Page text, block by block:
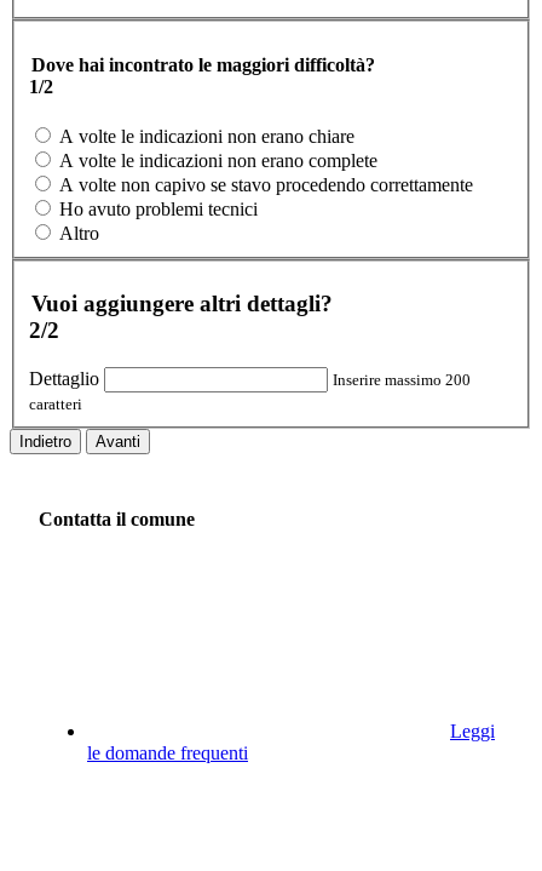
Dove hai incontrato le maggiori difficoltà?
1/2
A volte le indicazioni non erano chiare
A volte le indicazioni non erano complete
A volte non capivo se stavo procedendo correttamente
Ho avuto problemi tecnici
Altro
Vuoi aggiungere altri dettagli?
2/2
Dettaglio
Inserire massimo 200
caratteri
Indietro Avanti
Contatta il comune
Leggi
le domande frequenti